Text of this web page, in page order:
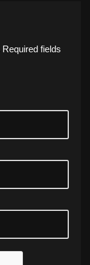
Required fields